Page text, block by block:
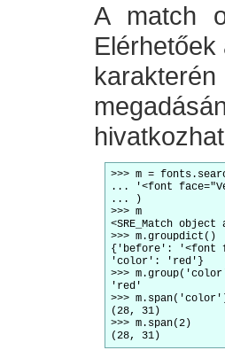
A match
>>> m =
... '<font
... )
>>> m
<SRE_Match object
>>> m.groupdict()
{'before': '<font
'color': 'red'}
>>>
'red'
>>>
(28, 31)
>>> m.span(2)
(28, 31)